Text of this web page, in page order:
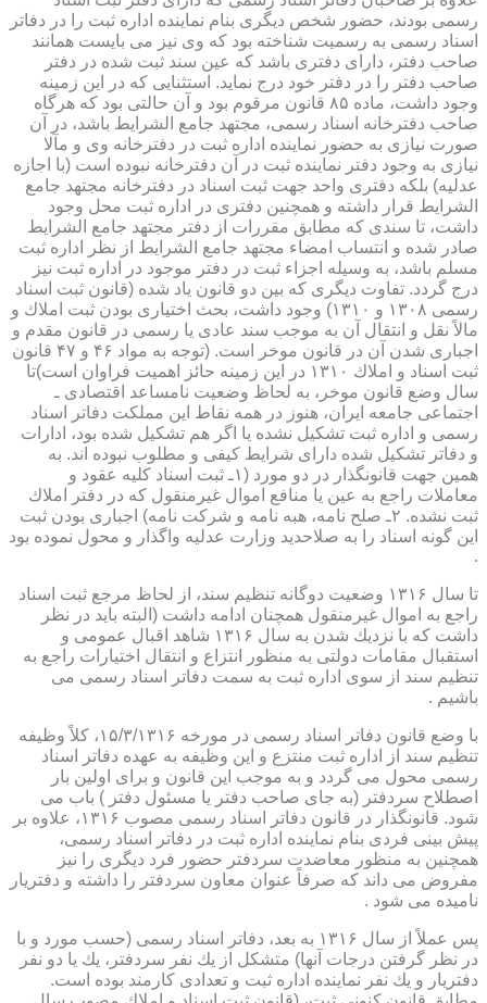
رسمی بودند، حضور شخص دیگری بنام نماینده اداره ثبت را در دفاتر
اسناد رسمی به رسمیت شناخته بود كه وی نیز می بایست همانند
صاحب دفتر، دارای دفتری باشد كه عین سند ثبت شده در دفتر
صاحب دفتر را در دفتر خود درج نماید. استثنایی كه در این زمینه
وجود داشت، ماده ۸۵ قانون مرقوم بود و آن حالتی بود كه هرگاه
صاحب دفترخانه اسناد رسمی، مجتهد جامع الشرایط باشد، در آن
صورت نیازی به حضور نماینده اداره ثبت در دفترخانه وی و مآلا
نیازی به وجود دفتر نماینده ثبت در آن دفترخانه نبوده است (با اجازه
عدلیه) بلكه دفتری واحد جهت ثبت اسناد در دفترخانه مجتهد جامع
الشرایط قرار داشته و همچنین دفتری در اداره ثبت محل وجود
داشت، تا سندی كه مطابق مقررات از دفتر مجتهد جامع الشرایط
صادر شده و انتساب امضاء مجتهد جامع الشرایط از نظر اداره ثبت
مسلم باشد، به وسیله اجزاء ثبت در دفتر موجود در اداره ثبت نیز
درج گردد. تفاوت دیگری كه بین دو قانون یاد شده (قانون ثبت اسناد
رسمی ۱۳۰۸ و ۱۳۱۰) وجود داشت، بحث اختیاری بودن ثبت املاك و
مالاً نقل و انتقال آن به موجب سند عادی یا رسمی در قانون مقدم و
اجباری شدن آن در قانون موخر است. (توجه به مواد ۴۶ و ۴۷ قانون
ثبت اسناد و املاك ۱۳۱۰ در این زمینه حائز اهمیت فراوان است)تا
سال وضع قانون موخر، به لحاظ وضعیت نامساعد اقتصادی ـ
اجتماعی جامعه ایران، هنوز در همه نقاط این مملكت دفاتر اسناد
رسمی و اداره ثبت تشكیل نشده یا اگر هم تشكیل شده بود، ادارات
و دفاتر تشكیل شده دارای شرایط كیفی و مطلوب نبوده اند. به
همین جهت قانونگذار در دو مورد (۱ـ ثبت اسناد كلیه عقود و
معاملات راجع به عین یا منافع اموال غیرمنقول كه در دفتر املاك
ثبت نشده. ۲ـ صلح نامه، هبه نامه و شركت نامه) اجباری بودن ثبت
این گونه اسناد را به صلاحدید وزارت عدلیه واگذار و محول نموده بود
.
تا سال ۱۳۱۶ وضعیت دوگانه تنظیم سند، از لحاظ مرجع ثبت اسناد
راجع به اموال غیرمنقول همچنان ادامه داشت (البته باید در نظر
داشت كه با نزدیك شدن به سال ۱۳۱۶ شاهد اقبال عمومی و
استقبال مقامات دولتی به منظور انتزاع و انتقال اختیارات راجع به
تنظیم سند از سوی اداره ثبت به سمت دفاتر اسناد رسمی می
باشیم .
با وضع قانون دفاتر اسناد رسمی در مورخه ۱۵/۳/۱۳۱۶، كلاً وظیفه
تنظیم سند از اداره ثبت منتزع و این وظیفه به عهده دفاتر اسناد
رسمی محول می گردد و به موجب این قانون و برای اولین بار
اصطلاح سردفتر (به جای صاحب دفتر یا مسئول دفتر ) باب می
شود. قانونگذار در قانون دفاتر اسناد رسمی مصوب ۱۳۱۶، علاوه بر
پیش بینی فردی بنام نماینده اداره ثبت در دفاتر اسناد رسمی،
همچنین به منظور معاضدت سردفتر حضور فرد دیگری را نیز
مفروض می داند كه صرفاً عنوان معاون سردفتر را داشته و دفتریار
نامیده می شود .
پس عملاً از سال ۱۳۱۶ به بعد، دفاتر اسناد رسمی (حسب مورد و با
در نظر گرفتن درجات آنها) متشكل از یك نفر سردفتر، یك یا دو نفر
دفتریار و یك نفر نماینده اداره ثبت و تعدادی كارمند بوده است.